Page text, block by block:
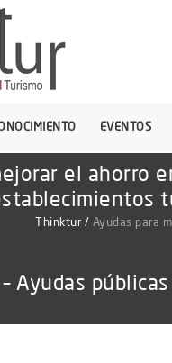
EVENTOS
el ahorro
Thinktur / Ayudas para
Ayudas públicas